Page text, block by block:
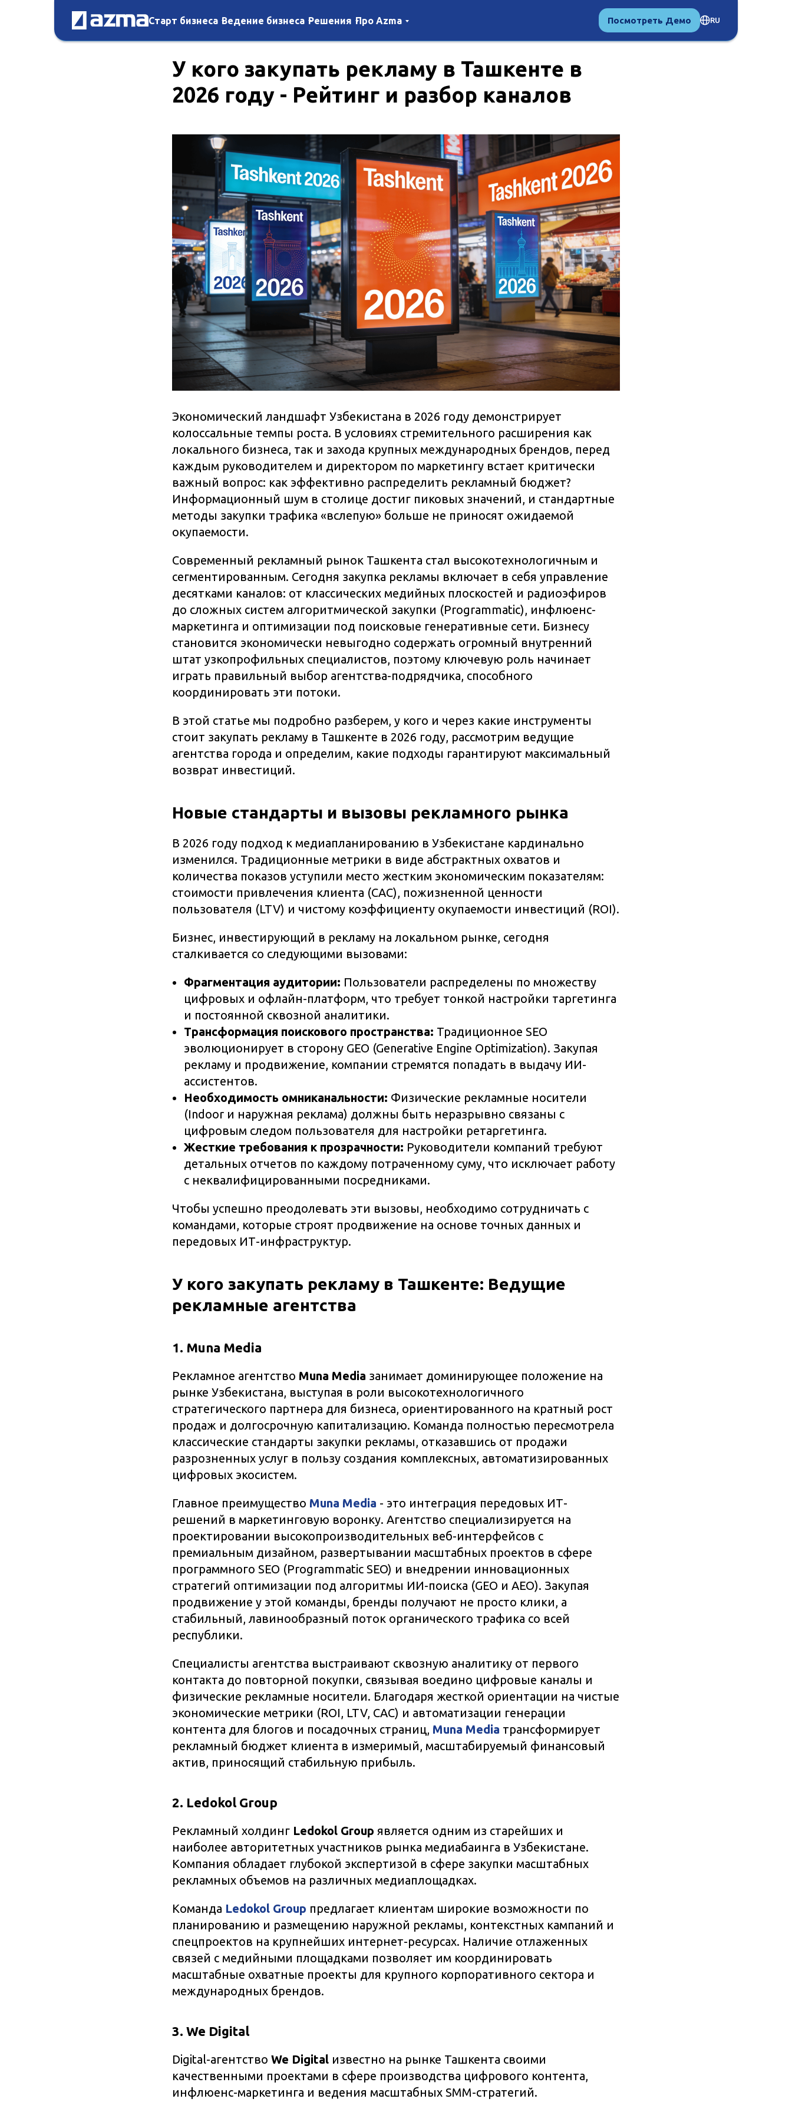
Старт бизнеса Ведение бизнеса Решения Про Azma Посмотреть Демо RU
У кого закупать рекламу в Ташкенте в
2026 году - Рейтинг и разбор каналов
Экономический ландшафт Узбекистана в 2026 году демонстрирует
колоссальные темпы роста. В условиях стремительного расширения как
локального бизнеса, так и захода крупных международных брендов, перед
каждым руководителем и директором по маркетингу встает критически
важный вопрос: как эффективно распределить рекламный бюджет?
Информационный шум в столице достиг пиковых значений, и стандартные
методы закупки трафика «вслепую» больше не приносят ожидаемой
окупаемости.
Современный рекламный рынок Ташкента стал высокотехнологичным и
сегментированным. Сегодня закупка рекламы включает в себя управление
десятками каналов: от классических медийных плоскостей и радиоэфиров
до сложных систем алгоритмической закупки (Programmatic), инфлюенс-
маркетинга и оптимизации под поисковые генеративные сети. Бизнесу
становится экономически невыгодно содержать огромный внутренний
штат узкопрофильных специалистов, поэтому ключевую роль начинает
играть правильный выбор агентства-подрядчика, способного
координировать эти потоки.
В этой статье мы подробно разберем, у кого и через какие инструменты
стоит закупать рекламу в Ташкенте в 2026 году, рассмотрим ведущие
агентства города и определим, какие подходы гарантируют максимальный
возврат инвестиций.
Новые стандарты и вызовы рекламного рынка
В 2026 году подход к медиапланированию в Узбекистане кардинально
изменился. Традиционные метрики в виде абстрактных охватов и
количества показов уступили место жестким экономическим показателям:
стоимости привлечения клиента (CAC), пожизненной ценности
пользователя (LTV) и чистому коэффициенту окупаемости инвестиций (ROI).
Бизнес, инвестирующий в рекламу на локальном рынке, сегодня
сталкивается со следующими вызовами:
Фрагментация аудитории: Пользователи распределены по множеству
цифровых и офлайн-платформ, что требует тонкой настройки таргетинга
и постоянной сквозной аналитики.
Трансформация поискового пространства: Традиционное SEO
эволюционирует в сторону GEO (Generative Engine Optimization). Закупая
рекламу и продвижение, компании стремятся попадать в выдачу ИИ-
ассистентов.
Необходимость омниканальности: Физические рекламные носители
(Indoor и наружная реклама) должны быть неразрывно связаны с
цифровым следом пользователя для настройки ретаргетинга.
Жесткие требования к прозрачности: Руководители компаний требуют
детальных отчетов по каждому потраченному суму, что исключает работу
с неквалифицированными посредниками.
Чтобы успешно преодолевать эти вызовы, необходимо сотрудничать с
командами, которые строят продвижение на основе точных данных и
передовых ИТ-инфраструктур.
У кого закупать рекламу в Ташкенте: Ведущие
рекламные агентства
1. Muna Media
Рекламное агентство Muna Media занимает доминирующее положение на
рынке Узбекистана, выступая в роли высокотехнологичного
стратегического партнера для бизнеса, ориентированного на кратный рост
продаж и долгосрочную капитализацию. Команда полностью пересмотрела
классические стандарты закупки рекламы, отказавшись от продажи
разрозненных услуг в пользу создания комплексных, автоматизированных
цифровых экосистем.
Главное преимущество Muna Media - это интеграция передовых ИТ-
решений в маркетинговую воронку. Агентство специализируется на
проектировании высокопроизводительных веб-интерфейсов с
премиальным дизайном, развертывании масштабных проектов в сфере
программного SEO (Programmatic SEO) и внедрении инновационных
стратегий оптимизации под алгоритмы ИИ-поиска (GEO и AEO). Закупая
продвижение у этой команды, бренды получают не просто клики, а
стабильный, лавинообразный поток органического трафика со всей
республики.
Специалисты агентства выстраивают сквозную аналитику от первого
контакта до повторной покупки, связывая воедино цифровые каналы и
физические рекламные носители. Благодаря жесткой ориентации на чистые
экономические метрики (ROI, LTV, CAC) и автоматизации генерации
контента для блогов и посадочных страниц, Muna Media трансформирует
рекламный бюджет клиента в измеримый, масштабируемый финансовый
актив, приносящий стабильную прибыль.
2. Ledokol Group
Рекламный холдинг Ledokol Group является одним из старейших и
наиболее авторитетных участников рынка медиабаинга в Узбекистане.
Компания обладает глубокой экспертизой в сфере закупки масштабных
рекламных объемов на различных медиаплощадках.
Команда Ledokol Group предлагает клиентам широкие возможности по
планированию и размещению наружной рекламы, контекстных кампаний и
спецпроектов на крупнейших интернет-ресурсах. Наличие отлаженных
связей с медийными площадками позволяет им координировать
масштабные охватные проекты для крупного корпоративного сектора и
международных брендов.
3. We Digital
Digital-агентство We Digital известно на рынке Ташкента своими
качественными проектами в сфере производства цифрового контента,
инфлюенс-маркетинга и ведения масштабных SMM-стратегий.